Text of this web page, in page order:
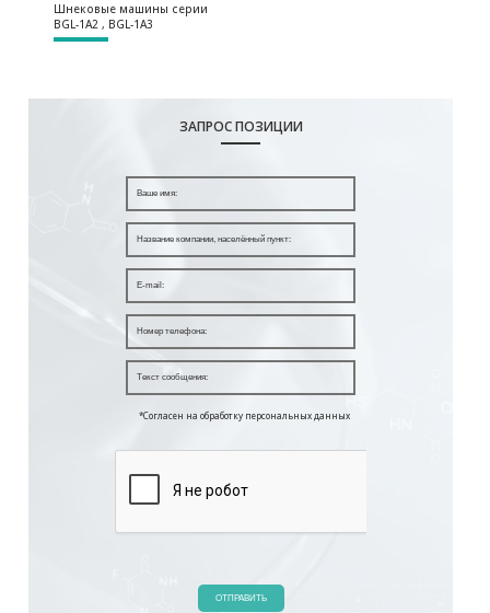
Шнековые машины серии
BGL-1A2 , BGL-1A3
ЗАПРОС ПОЗИЦИИ
*Согласен на обработку персональных данных
ОТПРАВИТЬ